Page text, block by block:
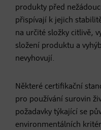
produkty před
přispívají k jejich
na určité složky citlivě,
složení produktu a
nevyhovují.
Některé certifikační
pro používání surovin
požadavky týkající se
environmentálních